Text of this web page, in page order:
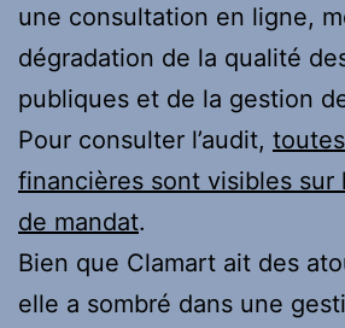
une consultation en ligne,
dégradation de la qualité
publiques et de la gestion
Pour consulter l’audit,
financières sont visibles sur
de mandat.
Bien que Clamart ait des
elle a sombré dans une